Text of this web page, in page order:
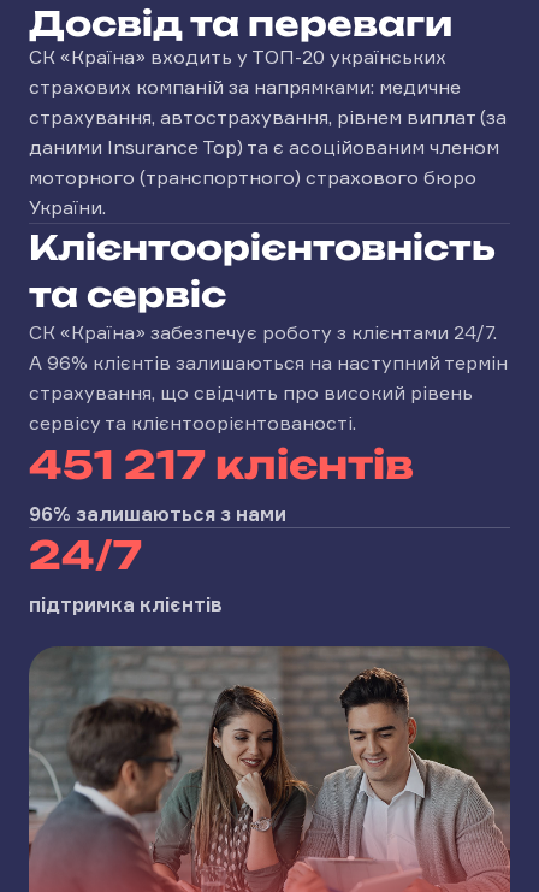
Досвід та переваги
СК «Країна» входить у ТОП-20 українських
страхових компаній за напрямками: медичне
страхування, автострахування, рівнем виплат (за
даними Insurance Top) та є асоційованим членом
моторного (транспортного) страхового бюро
України.
Клієнтоорієнтовність
та сервіс
СК «Країна» забезпечує роботу з клієнтами 24/7.
А 96% клієнтів залишаються на наступний термін
страхування, що свідчить про високий рівень
сервісу та клієнтоорієнтованості.
451 217 клієнтів
96% залишаються з нами
24/7
підтримка клієнтів